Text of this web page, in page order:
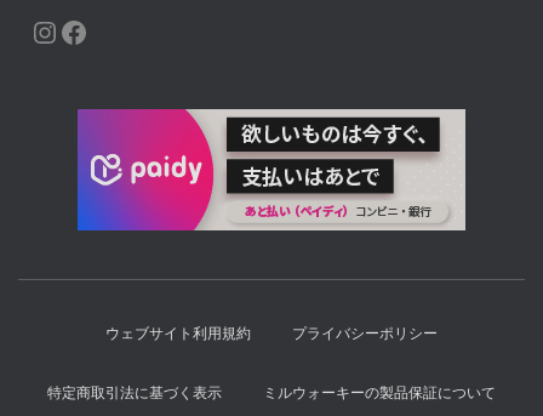
INSTAGRAM
ウェブサイト利用規約 プライバシーポリシー
特定商取引法に基づく表示 ミルウォーキーの製品保証について